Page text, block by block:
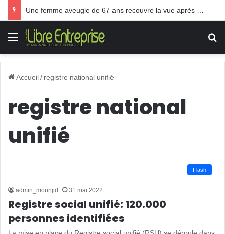
Menu
Accueil/ registre national unifié
registre national
unifié
Flash
admin_mounjid 31 mai 2022
Registre social unifié: 120.000
personnes identifiées